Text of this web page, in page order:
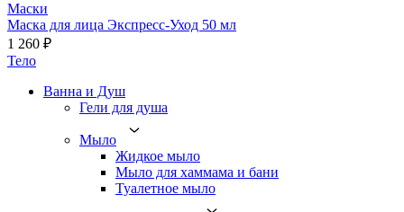
Маски
Маска для лица Экспресс-Уход 50 мл
1 260 ₽
Тело
Ванна и Душ
Гели для душа
Мыло
Жидкое мыло
Мыло для хаммама и бани
Туалетное мыло